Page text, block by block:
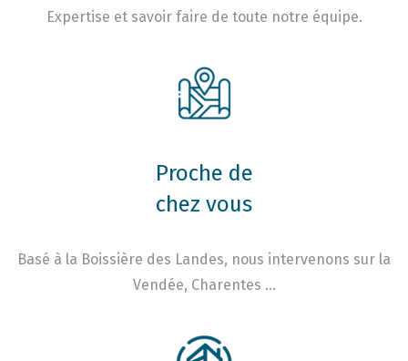
Expertise et savoir faire de toute notre équipe.
Proche de
chez vous
Basé à la Boissière des Landes, nous intervenons sur la
Vendée, Charentes …